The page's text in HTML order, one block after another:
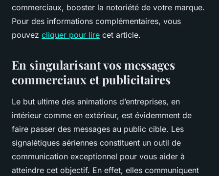
commerciaux, booster la notoriété de votre marque.
Pour des informations complémentaires, vous
pouvez cliquer pour lire cet article.
En singularisant vos messages
commerciaux et publicitaires
Le but ultime des animations d’entreprises, en
intérieur comme en extérieur, est évidemment de
faire passer des messages au public cible. Les
signalétiques aériennes constituent un outil de
communication exceptionnel pour vous aider à
atteindre cet objectif. En effet, elles communiquent